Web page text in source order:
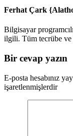
Ferhat Çark
Bilgisayar
ilgili. Tüm tecrübe
Bir cevap yazın
E-posta hesabınız
işaretlenmişlerdir